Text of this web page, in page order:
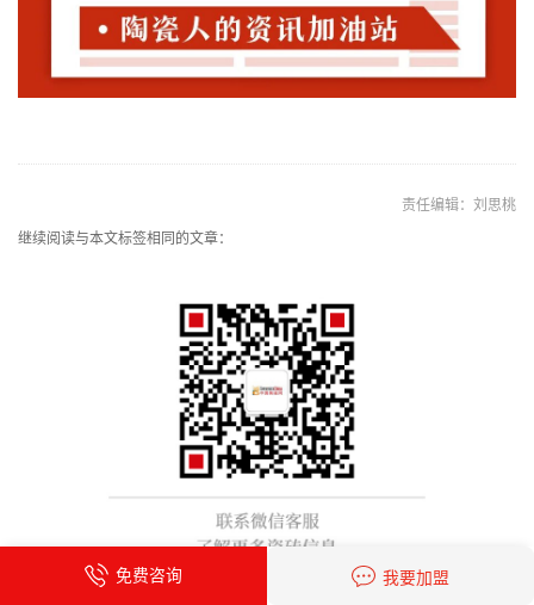
责任编辑：刘思桃
继续阅读与本文标签相同的文章：
免费咨询 我要加盟